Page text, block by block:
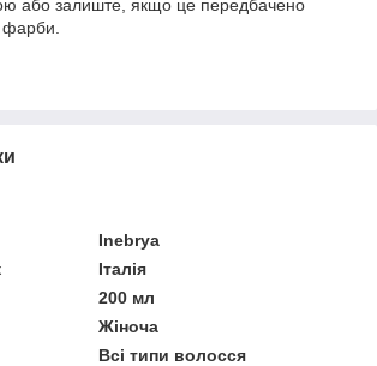
або залиште, якщо це передбачено
фарби.
Inebrya
Італія
200 мл
Жіноча
Всі типи волосся